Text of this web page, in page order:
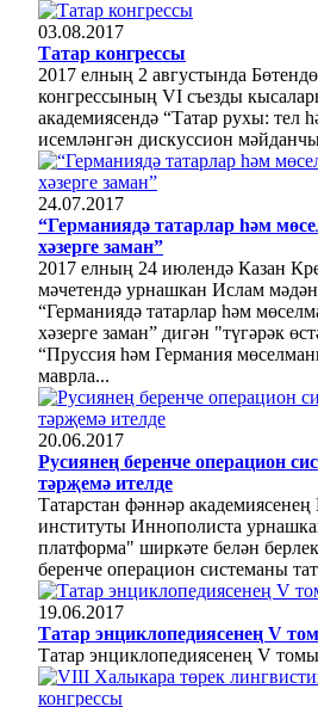
03.08.2017
Татар конгрессы
2017 елның 2 августында
конгрессының VI съезды
академиясендә “Татар рухы: тел
исемләнгән дискуссион
24.07.2017
“Германиядә татарлар һәм
хәзерге заман”
2017 елның 24 июлендә Казан
мәчетендә урнашкан Ислам
“Германиядә татарлар һәм
хәзерге заман” дигән "түгәрәк
“Пруссия һәм Германия
маврла...
20.06.2017
Русиянең беренче операцион
тәрҗемә ителде
Татарстан фәннәр
институты Иннополиста
платформа" ширкәте белән
беренче операцион системаны
19.06.2017
Татар энциклопедиясенең V
Татар энциклопедиясенең V